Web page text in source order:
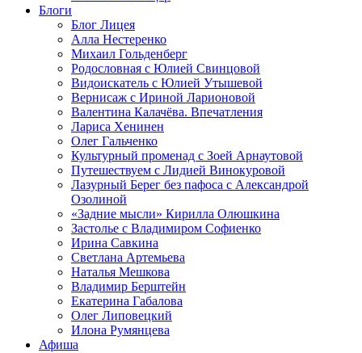
Блоги
Блог Лицея
Алла Нестеренко
Михаил Гольденберг
Родословная с Юлией Свинцовой
Видоискатель с Юлией Утышевой
Вернисаж с Ириной Ларионовой
Валентина Калачёва. Впечатления
Лариса Хенинен
Олег Гальченко
Культурный променад с Зоей Арнаутовой
Путешествуем с Лидией Винокуровой
Лазурный Берег без пафоса с Александрой
Озолиной
«Задние мысли» Кирилла Олюшкина
Застолье с Владимиром Софиенко
Ирина Савкина
Светлана Артемьева
Наталья Мешкова
Владимир Берштейн
Екатерина Габалова
Олег Липовецкий
Илона Румянцева
Афиша